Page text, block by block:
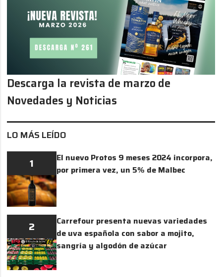
LO MÁS LEÍDO
1
El nuevo Protos 9 meses 2024 incorpora,
por primera vez, un 5% de Malbec
2
Carrefour presenta nuevas variedades
de uva española con sabor a mojito,
sangría y algodón de azúcar
Descarga la revista de marzo de
Novedades y Noticias